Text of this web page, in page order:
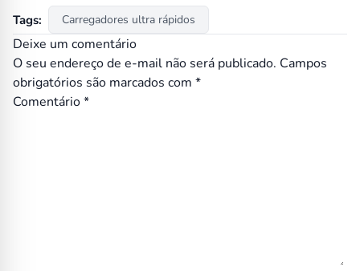
Tags: Carregadores ultra rápidos
Deixe um comentário
O seu endereço de e-mail não será publicado. Campos
obrigatórios são marcados com *
Comentário*